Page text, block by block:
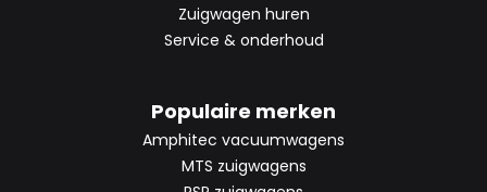
Zuigwagen huren
Service & onderhoud
Populaire merken
Amphitec vacuumwagens
MTS zuigwagens